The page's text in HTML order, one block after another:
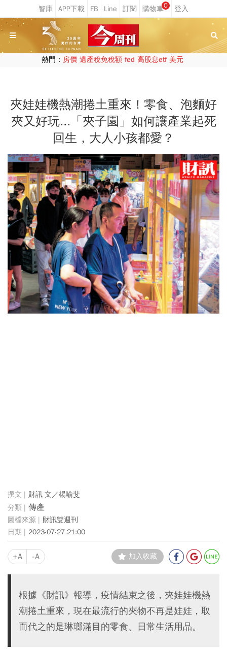
0
熱門： 房價 遺產稅免稅額 fed 高股息etf 美元
夾娃娃機熱潮捲土重來！零食、泡麵好
夾又好玩...「夾子園」如何讓產業起死
回生，大人小孩都愛？
財訊 文／楊喻斐
傳產
財訊雙週刊
2023-07-27 21:00
+A -A 加入收藏
根據《財訊》報導，疫情結束之後，夾娃娃機熱
潮捲土重來，現在最流行的夾物不再是娃娃，取
而代之的是琳瑯滿目的零食、日常生活用品。